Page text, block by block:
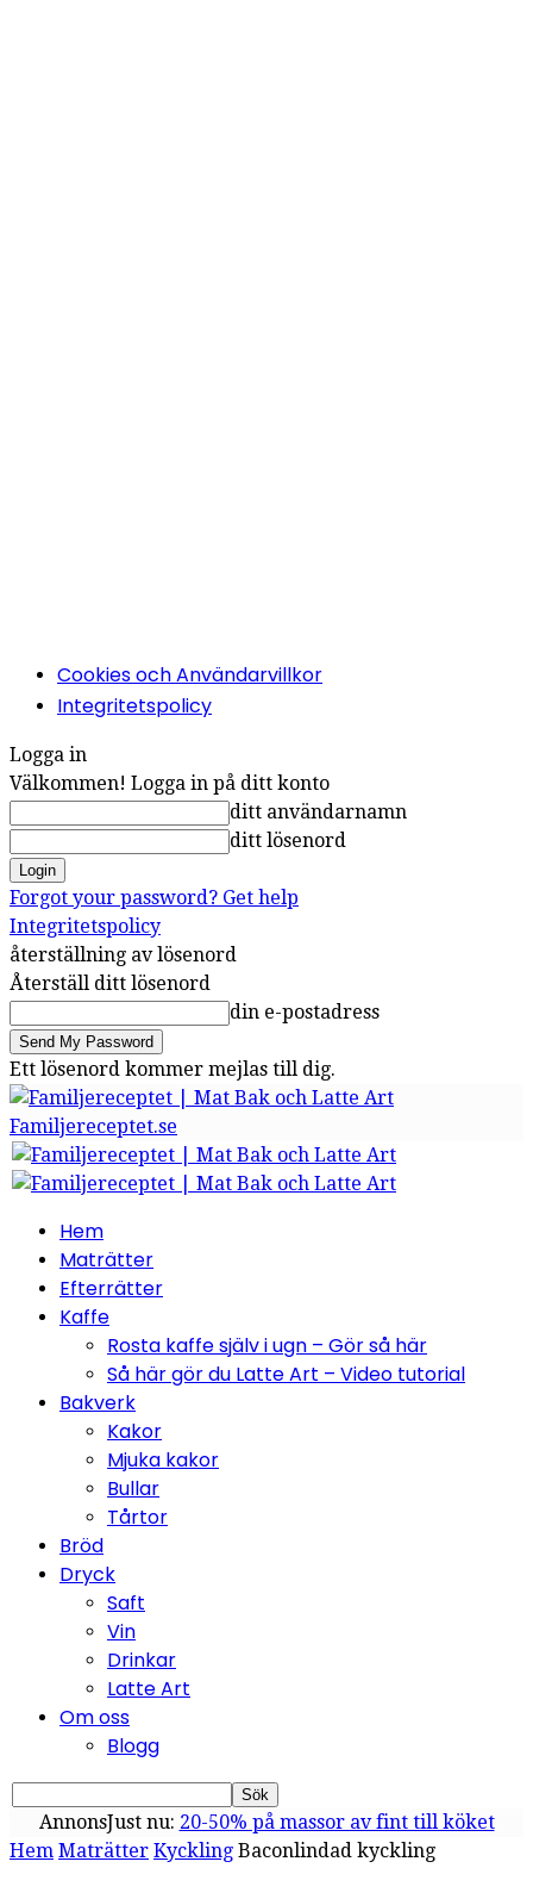
Cookies och Användarvillkor
Integritetspolicy
Logga in
Välkommen! Logga in på ditt konto
ditt användarnamn
ditt lösenord
Forgot your password? Get help
Integritetspolicy
återställning av lösenord
Återställ ditt lösenord
din e-postadress
Ett lösenord kommer mejlas till dig.
Familjereceptet.se
Hem
Maträtter
Efterrätter
Kaffe
Rosta kaffe själv i ugn – Gör så här
Så här gör du Latte Art – Video tutorial
Bakverk
Kakor
Mjuka kakor
Bullar
Tårtor
Bröd
Dryck
Saft
Vin
Drinkar
Latte Art
Om oss
Blogg
AnnonsJust nu: 20-50% på massor av fint till köket
Hem Maträtter Kyckling Baconlindad kyckling